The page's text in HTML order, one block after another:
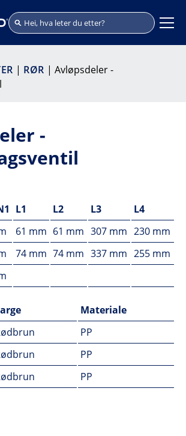
| RØR | Avløpsdeler -
-
L1 L2 L3
L4
61 mm 61 mm 307 mm 230 mm
74 mm 74 mm 337 mm 255 mm
Materiale
PP
PP
PP